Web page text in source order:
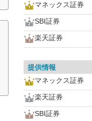
マネックス証券
SBI証券
楽天証券
提供情報
マネックス証券
楽天証券
SBI証券